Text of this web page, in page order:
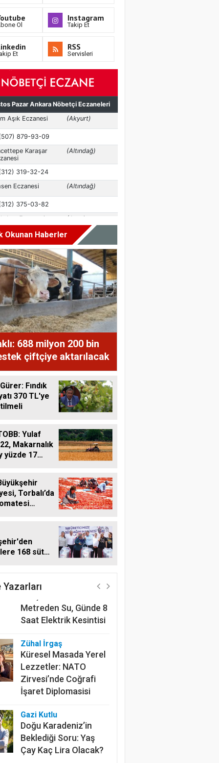
Ol
Instagram
Takip Et
Et
RSS
Servisleri
Okunan Haberler
688 milyon 200 bin
çiftçiye aktarılacak
Fındık
370 TL'ye
Yulaf
Makarnalık
yüzde 17
Torbalı’da
168 süt
Yazarları
Harun Göksel
220 Kilometrelik
Kanalın Sonundaki Acı
Metreden Su, Günde 8
Saat Elektrik Kesintisi
Zühal İrgaş
Küresel Masada Yerel
Lezzetler: NATO
Zirvesi’nde Coğrafi
İşaret Diplomasisi
Gazi Kutlu
Doğu Karadeniz’in
Beklediği Soru: Yaş
Çay Kaç Lira Olacak?